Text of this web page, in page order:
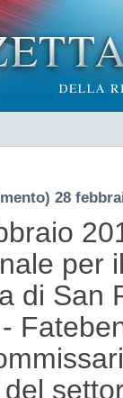
28
per
di San